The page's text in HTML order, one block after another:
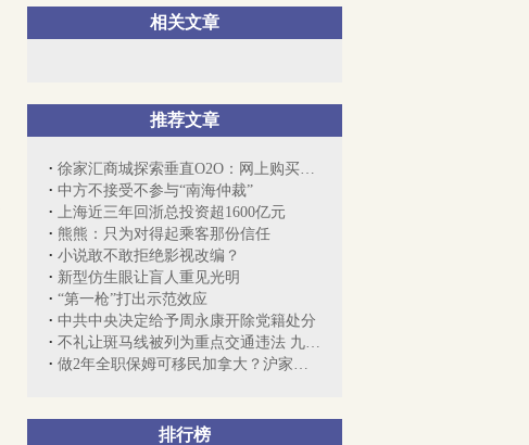
相关文章
推荐文章
徐家汇商城探索垂直O2O：网上购买柜台发货
中方不接受不参与“南海仲裁”
上海近三年回浙总投资超1600亿元
熊熊：只为对得起乘客那份信任
小说敢不敢拒绝影视改编？
新型仿生眼让盲人重见光明
“第一枪”打出示范效应
中共中央决定给予周永康开除党籍处分
不礼让斑马线被列为重点交通违法 九成司...
做2年全职保姆可移民加拿大？沪家政：实...
排行榜